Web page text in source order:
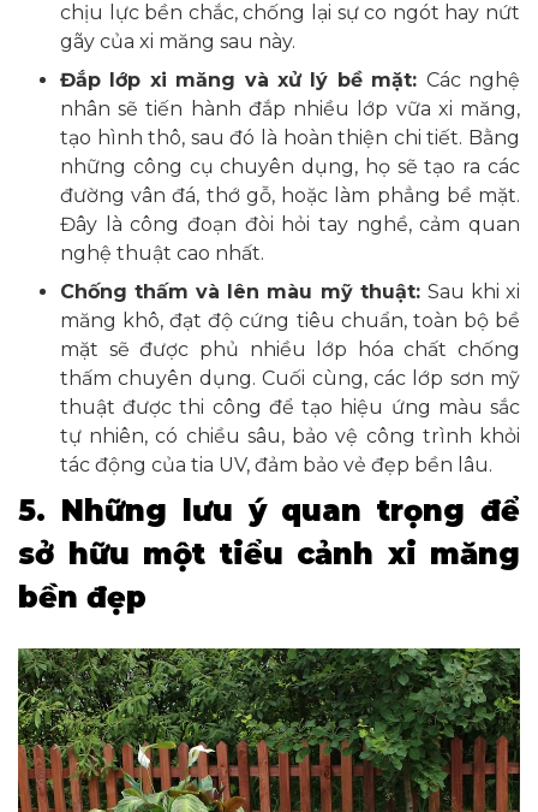
chịu lực bền chắc, chống lại sự co ngót hay nứt
gãy của xi măng sau này.
Đắp lớp xi măng và xử lý bề mặt: Các nghệ
nhân sẽ tiến hành đắp nhiều lớp vữa xi măng,
tạo hình thô, sau đó là hoàn thiện chi tiết. Bằng
những công cụ chuyên dụng, họ sẽ tạo ra các
đường vân đá, thớ gỗ, hoặc làm phẳng bề mặt.
Đây là công đoạn đòi hỏi tay nghề, cảm quan
nghệ thuật cao nhất.
Chống thấm và lên màu mỹ thuật: Sau khi xi
măng khô, đạt độ cứng tiêu chuẩn, toàn bộ bề
mặt sẽ được phủ nhiều lớp hóa chất chống
thấm chuyên dụng. Cuối cùng, các lớp sơn mỹ
thuật được thi công để tạo hiệu ứng màu sắc
tự nhiên, có chiều sâu, bảo vệ công trình khỏi
tác động của tia UV, đảm bảo vẻ đẹp bền lâu.
5. Những lưu ý quan trọng để
sở hữu một tiểu cảnh xi măng
bền đẹp